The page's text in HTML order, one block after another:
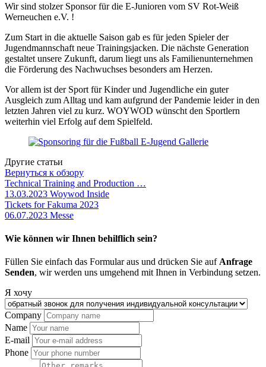
Wir sind stolzer Sponsor für die E-Junioren vom SV Rot-Weiß
Werneuchen e.V. !
Zum Start in die aktuelle Saison gab es für jeden Spieler der
Jugendmannschaft neue Trainingsjacken. Die nächste Generation
gestaltet unsere Zukunft, darum liegt uns als Familienunternehmen
die Förderung des Nachwuchses besonders am Herzen.
Vor allem ist der Sport für Kinder und Jugendliche ein guter
Ausgleich zum Alltag und kam aufgrund der Pandemie leider in den
letzten Jahren viel zu kurz. WOYWOD wünscht den Sportlern
weiterhin viel Erfolg auf dem Spielfeld.
Другие статьи
Вернуться к обзору
Technical Training and Production …
13.03.2023 Woywod Inside
Tickets for Fakuma 2023
06.07.2023 Messe
Wie können wir Ihnen behilflich sein?
Füllen Sie einfach das Formular aus und drücken Sie auf Anfrage
Senden, wir werden uns umgehend mit Ihnen in Verbindung setzen.
Я хочу
Company
Name
E-mail
Phone